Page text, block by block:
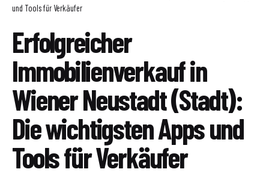
und Tools für Verkäufer
Erfolgreicher
Immobilienverkauf in
Wiener Neustadt (Stadt):
Die wichtigsten Apps und
Tools für Verkäufer